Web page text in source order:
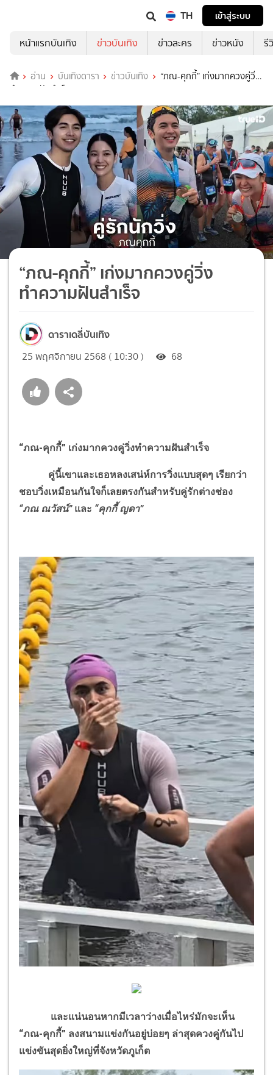
TH
เข้าสู่ระบบ
หน้าแรกบันเทิง
ข่าวบันเทิง ข่าวละคร ข่าวหนัง รี
อ่าน บันเทิงดารา ข่าวบันเทิง
“ภณ-คุกกี้” เก่งมากควงคู่วิ่ง
ทำความฝันสำเร็จ
“ภณ-คุกกี้” เก่งมากควงคู่วิ่ง
ทำความฝันสำเร็จ
ดาราเดลี่บันเทิง
25 พฤศจิกายน 2568 ( 10:30 ) 68
“ภณ-คุกกี้” เก่งมากควงคู่วิ่งทำความฝันสำเร็จ
คู่นี้เขาและเธอหลงเสน่ห์การวิ่งแบบสุดๆ เรียกว่า
ชอบวิ่งเหมือนกันใจก็เลยตรงกันสำหรับคู่รักต่างช่อง
“ภณ ณวัสน์”และ “คุกกี้ ญดา”
และแน่นอนหากมีเวลาว่างเมื่อไหร่มักจะเห็น
“ภณ-คุกกี้” ลงสนามแข่งกันอยู่บ่อยๆ ล่าสุดควงคู่กันไป
แข่งขันสุดยิ่งใหญ่ที่จังหวัดภูเก็ต